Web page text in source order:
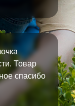
Товар
спасибо